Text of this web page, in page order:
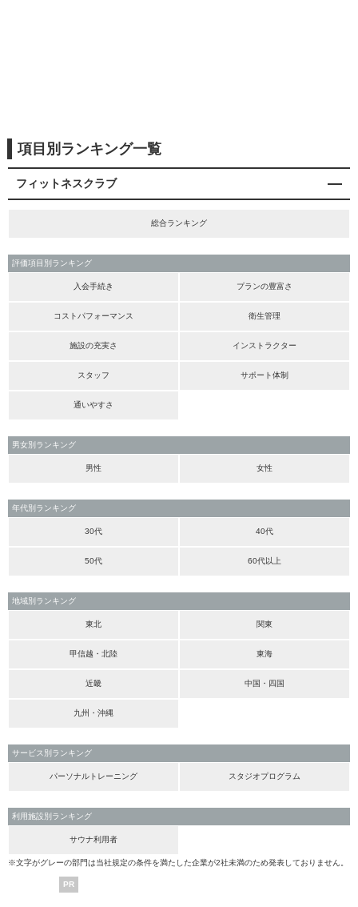
項目別ランキング一覧
フィットネスクラブ
総合ランキング
評価項目別ランキング
入会手続き プランの豊富さ
コストパフォーマンス 衛生管理
施設の充実さ インストラクター
スタッフ サポート体制
通いやすさ
男女別ランキング
男性 女性
年代別ランキング
30代 40代
50代 60代以上
地域別ランキング
東北 関東
甲信越・北陸 東海
近畿 中国・四国
九州・沖縄
サービス別ランキング
パーソナルトレーニング スタジオプログラム
利用施設別ランキング
サウナ利用者
※文字がグレーの部門は当社規定の条件を満たした企業が2社未満のため発表しておりません。
PR